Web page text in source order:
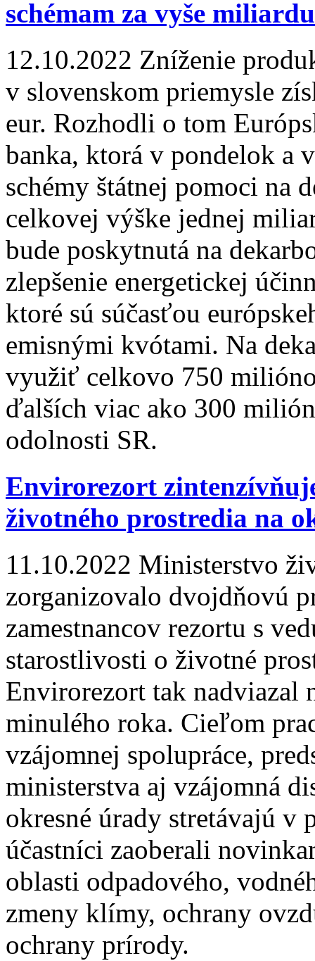
schémam za vyše
12.10.2022 Zníženie
v slovenskom priemysle
eur. Rozhodli o tom
banka, ktorá v pondelok a
schémy štátnej pomoci na
celkovej výške jednej
bude poskytnutá na
zlepšenie energetickej
ktoré sú súčasťou
emisnými kvótami. Na
využiť celkovo 750
ďalších viac ako 300
odolnosti SR.
Envirorezort
životného prostredia na
11.10.2022 Ministerstvo
zorganizovalo dvojdňovú
zamestnancov rezortu s
starostlivosti o životné
Envirorezort tak nadviazal
minulého roka. Cieľom
vzájomnej spolupráce,
ministerstva aj vzájomná
okresné úrady stretávajú v
účastníci zaoberali
oblasti odpadového,
zmeny klímy, ochrany
ochrany prírody.